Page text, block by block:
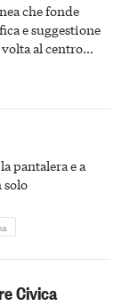
che fonde
e suggestione
al centro
astigiano
pantalera e a
solo
Civica